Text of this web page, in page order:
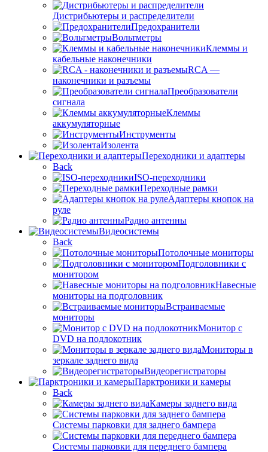
Дистрибьютеры и распределители
Предохранители
Вольтметры
Клеммы и
кабельные наконечники
RCA —
наконечники и разъемы
Преобразователи
сигнала
Клеммы
аккумуляторные
Инструменты
Изолента
Переходники и адаптеры
Back
ISO-переходники
Переходные рамки
Адаптеры кнопок на
руле
Радио антенны
Видеосистемы
Back
Потолочные мониторы
Подголовники с
монитором
Навесные
мониторы на подголовник
Встраиваемые
мониторы
Монитор с
DVD на подлокотник
Мониторы в
зеркале заднего вида
Видеорегистраторы
Парктроники и камеры
Back
Камеры заднего вида
Системы парковки для заднего бампера
Системы парковки для переднего бампера